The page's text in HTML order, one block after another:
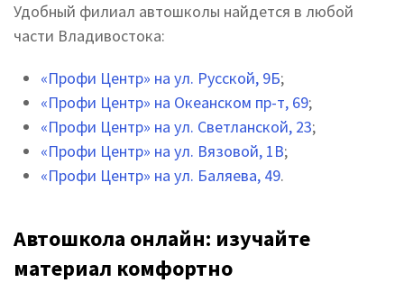
Удобный филиал автошколы найдется в любой
части Владивостока:
«Профи Центр» на ул. Русской, 9Б;
«Профи Центр» на Океанском пр-т, 69;
«Профи Центр» на ул. Светланской, 23;
«Профи Центр» на ул. Вязовой, 1В;
«Профи Центр» на ул. Баляева, 49.
Автошкола онлайн: изучайте
материал комфортно